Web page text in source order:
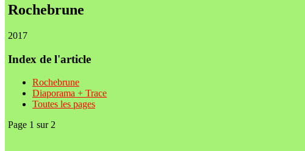
Rochebrune
2017
Index de l'article
Rochebrune
Diaporama + Trace
Toutes les pages
Page 1 sur 2